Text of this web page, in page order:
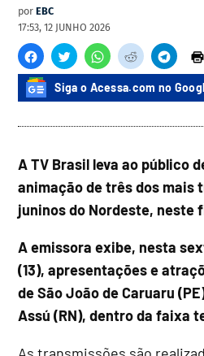
por EBC
17:53, 12 JUNHO 2026
Siga o Acessa.com no
A TV Brasil leva ao público
animação de três dos
juninos do Nordeste, neste
A emissora exibe, nesta
(13), apresentações e
de São João de Caruaru
Assú (RN), dentro da faixa